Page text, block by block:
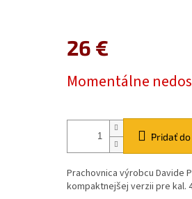
26 €
cena:
Momentálne
Pridať
Prachovnica výrobcu Davide
kompaktnejšej verzii pre kal.